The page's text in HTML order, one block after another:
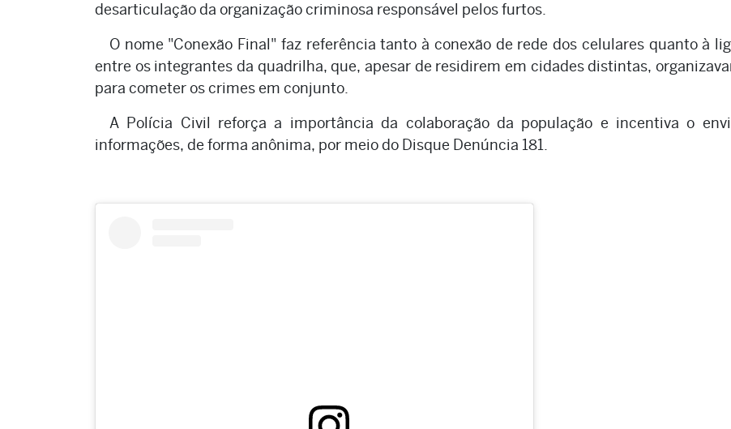
desarticulação da organização criminosa responsável pelos furtos.
O nome "Conexão Final" faz referência tanto à conexão de rede dos celulares quanto à
entre os integrantes da quadrilha, que, apesar de residirem em cidades distintas,
para cometer os crimes em conjunto.
A Polícia Civil reforça a importância da colaboração da população e incentiva o
informações, de forma anônima, por meio do Disque Denúncia 181.